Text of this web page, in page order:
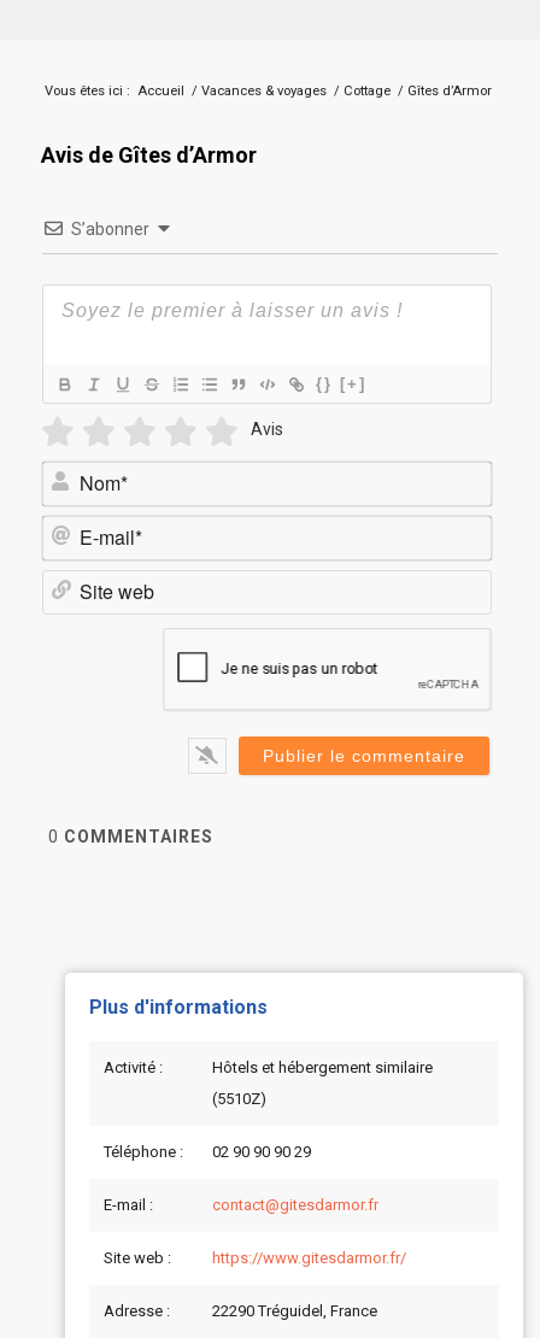
Vous êtes ici : Accueil / Vacances & voyages / Cottage / Gîtes d’Armor
Avis de Gîtes d’Armor
S’abonner
{} [+]
Avis
Nom*
E-
0 COMMENTAIRES
Plus d'informations
Activité :
Hôtels et hébergement similaire
(5510Z)
Téléphone : 02 90 90 90 29
E-mail : contact@gitesdarmor.fr
Site web : https://www.gitesdarmor.fr/
Adresse : 22290 Tréguidel, France